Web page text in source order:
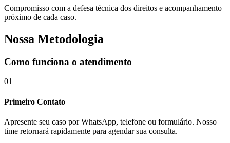
Compromisso com a defesa técnica dos direitos e acompanhamento
próximo de cada caso.
Nossa Metodologia
Como funciona o atendimento
01
Primeiro Contato
Apresente seu caso por WhatsApp, telefone ou formulário. Nosso
time retornará rapidamente para agendar sua consulta.